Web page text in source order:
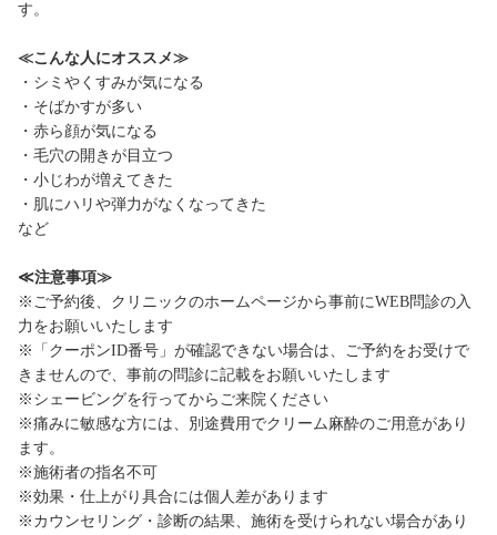
す。
≪こんな人にオススメ≫
・シミやくすみが気になる
・そばかすが多い
・赤ら顔が気になる
・毛穴の開きが目立つ
・小じわが増えてきた
・肌にハリや弾力がなくなってきた
など
≪注意事項≫
※ご予約後、クリニックのホームページから事前にWEB問診の入
力をお願いいたします
※「クーポンID番号」が確認できない場合は、ご予約をお受けで
きませんので、事前の問診に記載をお願いいたします
※シェービングを行ってからご来院ください
※痛みに敏感な方には、別途費用でクリーム麻酔のご用意があり
ます。
※施術者の指名不可
※効果・仕上がり具合には個人差があります
※カウンセリング・診断の結果、施術を受けられない場合があり